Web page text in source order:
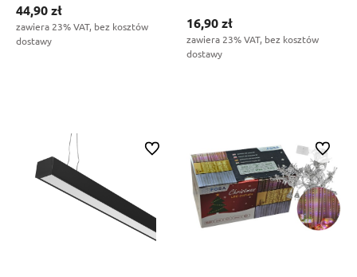
44,90 zł
zawiera 23% VAT, bez kosztów
dostawy
16,90 zł
zawiera 23% VAT, bez kosztów
dostawy
Do ulubionych Do